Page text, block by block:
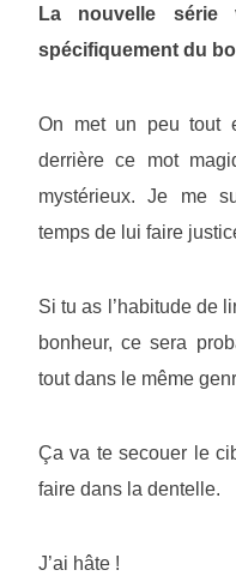
La nouvelle série
spécifiquement du
On met un peu tout
derrière ce mot
mystérieux. Je me
temps de lui faire
Si tu as l’habitude de
bonheur, ce sera
tout dans le même
Ça va te secouer le
faire dans la dentelle.
J’ai hâte !